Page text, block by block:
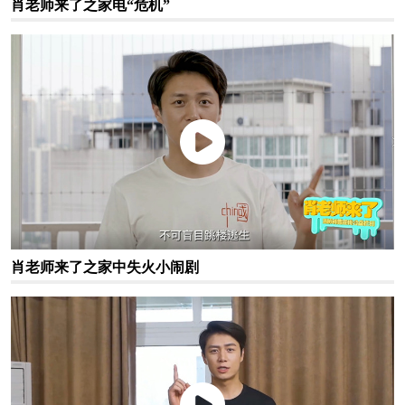
肖老师来了之家电“危机”
肖老师来了之家中失火小闹剧